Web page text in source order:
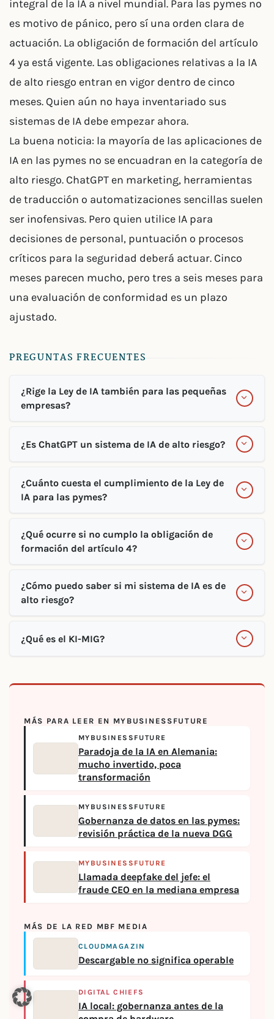
integral de la IA a nivel mundial. Para las pymes no
es motivo de pánico, pero sí una orden clara de
actuación. La obligación de formación del artículo
4 ya está vigente. Las obligaciones relativas a la IA
de alto riesgo entran en vigor dentro de cinco
meses. Quien aún no haya inventariado sus
sistemas de IA debe empezar ahora.
La buena noticia: la mayoría de las aplicaciones de
IA en las pymes no se encuadran en la categoría de
alto riesgo. ChatGPT en marketing, herramientas
de traducción o automatizaciones sencillas suelen
ser inofensivas. Pero quien utilice IA para
decisiones de personal, puntuación o procesos
críticos para la seguridad deberá actuar. Cinco
meses parecen mucho, pero tres a seis meses para
una evaluación de conformidad es un plazo
ajustado.
PREGUNTAS FRECUENTES
¿Rige la Ley de IA también para las pequeñas
empresas?
¿Es ChatGPT un sistema de IA de alto riesgo?
¿Cuánto cuesta el cumplimiento de la Ley de
IA para las pymes?
¿Qué ocurre si no cumplo la obligación de
formación del artículo 4?
¿Cómo puedo saber si mi sistema de IA es de
alto riesgo?
¿Qué es el KI-MIG?
MÁS PARA LEER EN MYBUSINESSFUTURE
MYBUSINESSFUTURE
Paradoja de la IA en Alemania:
mucho invertido, poca
transformación
MYBUSINESSFUTURE
Gobernanza de datos en las pymes:
revisión práctica de la nueva DGG
MYBUSINESSFUTURE
Llamada deepfake del jefe: el
fraude CEO en la mediana empresa
MÁS DE LA RED MBF MEDIA
CLOUDMAGAZIN
Descargable no significa operable
DIGITAL CHIEFS
IA local: gobernanza antes de la